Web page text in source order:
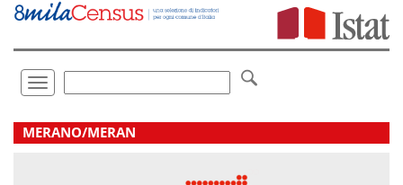
Vai
direttamente
Toggle
navigation
.
MERANO/MERAN